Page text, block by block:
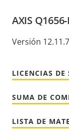
AXIS Q1656-
Versión
LICENCIAS DE
SUMA DE
LISTA DE